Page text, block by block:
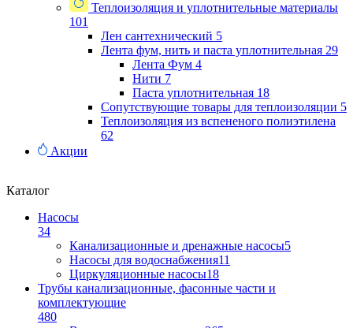
Теплоизоляция и уплотнительные материалы
101
Лен сантехнический 5
Лента фум, нить и паста уплотнительная 29
Лента Фум 4
Нити 7
Паста уплотнительная 18
Сопутствующие товары для теплоизоляции 5
Теплоизоляция из вспененого полиэтилена
62
Акции
Каталог
Насосы
34
Канализационные и дренажные насосы5
Насосы для водоснабжения11
Циркуляционные насосы18
Трубы канализационные, фасонные части и
комплектующие
480